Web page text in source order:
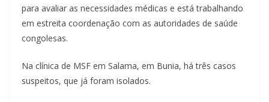
para avaliar as necessidades médicas e está trabalhando
em estreita coordenação com as autoridades de saúde
congolesas.
Na clínica de MSF em Salama, em Bunia, há três casos
suspeitos, que já foram isolados.